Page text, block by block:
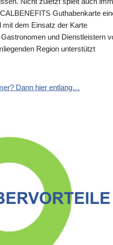
Guthabenkarte
mit dem Einsatz der Karte
und Dienstleistern
Region unterstützt
Dann hier entlang…